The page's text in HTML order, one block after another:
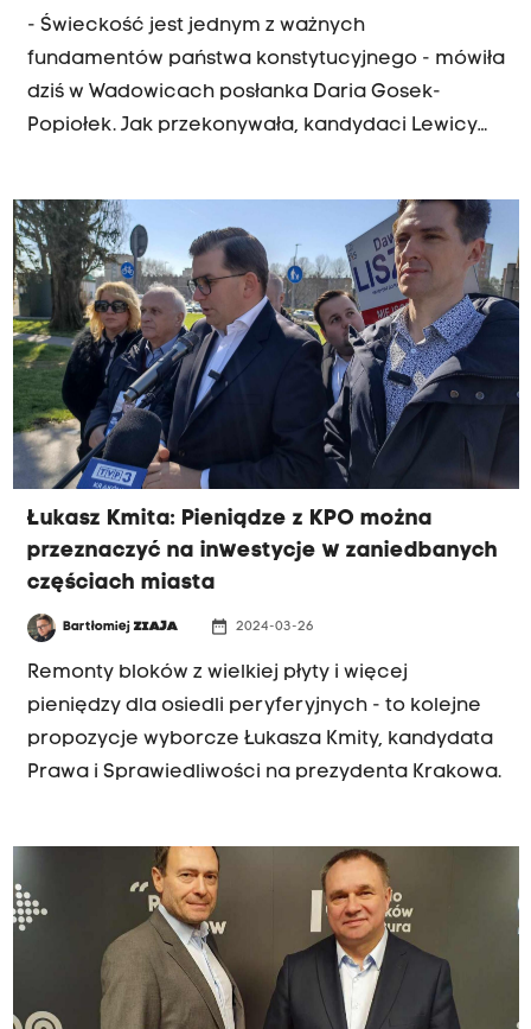
- Świeckość jest jednym z ważnych
fundamentów państwa konstytucyjnego - mówiła
dziś w Wadowicach posłanka Daria Gosek-
Popiołek. Jak przekonywała, kandydaci Lewicy
śpiewaniem pieśni religijnych podczas sesji
sejmiku.
Łukasz Kmita: Pieniądze z KPO można
przeznaczyć na inwestycje w zaniedbanych
częściach miasta
BartłomiejZIAJA date_range 2024-03-26
Remonty bloków z wielkiej płyty i więcej
pieniędzy dla osiedli peryferyjnych - to kolejne
propozycje wyborcze Łukasza Kmity, kandydata
Prawa i Sprawiedliwości na prezydenta Krakowa.